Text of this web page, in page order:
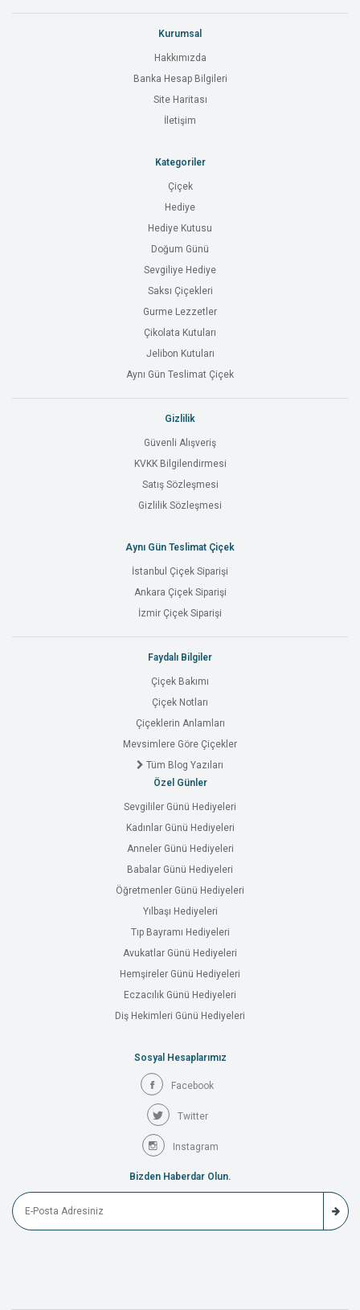
Kurumsal
Hakkımızda
Banka Hesap Bilgileri
Site Haritası
İletişim
Kategoriler
Çiçek
Hediye
Hediye Kutusu
Doğum Günü
Sevgiliye Hediye
Saksı Çiçekleri
Gurme Lezzetler
Çikolata Kutuları
Jelibon Kutuları
Aynı Gün Teslimat Çiçek
Gizlilik
Güvenli Alışveriş
KVKK Bilgilendirmesi
Satış Sözleşmesi
Gizlilik Sözleşmesi
Aynı Gün Teslimat Çiçek
İstanbul Çiçek Siparişi
Ankara Çiçek Siparişi
İzmir Çiçek Siparişi
Faydalı Bilgiler
Çiçek Bakımı
Çiçek Notları
Çiçeklerin Anlamları
Mevsimlere Göre Çiçekler
Tüm Blog Yazıları
Özel Günler
Sevgililer Günü Hediyeleri
Kadınlar Günü Hediyeleri
Anneler Günü Hediyeleri
Babalar Günü Hediyeleri
Öğretmenler Günü Hediyeleri
Yılbaşı Hediyeleri
Tıp Bayramı Hediyeleri
Avukatlar Günü Hediyeleri
Hemşireler Günü Hediyeleri
Eczacılık Günü Hediyeleri
Diş Hekimleri Günü Hediyeleri
Sosyal Hesaplarımız
Facebook
Twitter
Instagram
Bizden Haberdar Olun.